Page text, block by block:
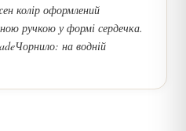
колір оформлений
ручкою у формі сердечка.
на водній